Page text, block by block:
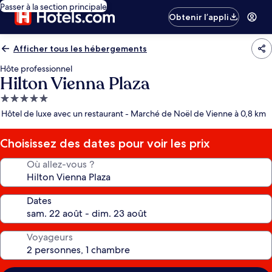
Passer à la section principale
Obtenir l’appli
Afficher tous les hébergements
Hôte professionnel
Hilton Vienna Plaza
Hébergement
5.0 étoiles
Hôtel de luxe avec un restaurant - Marché de Noël de Vienne à 0,8 km
Choisissez des dates pour voir les prix
Où allez-vous ?
Dates
Voyageurs